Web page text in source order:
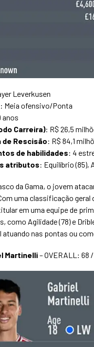
Leverkusen
: Meia ofensivo/Ponta
anos
Carreira): R$ 26,5
de Rescisão: R$ 84,1
de habilidades: 4
atributos: Equilíbrio (85),
da Gama, o jovem
uma classificação
em uma equipe de
como Agilidade (78) e
nas pontas ou
Martinelli– OVERALL: 68